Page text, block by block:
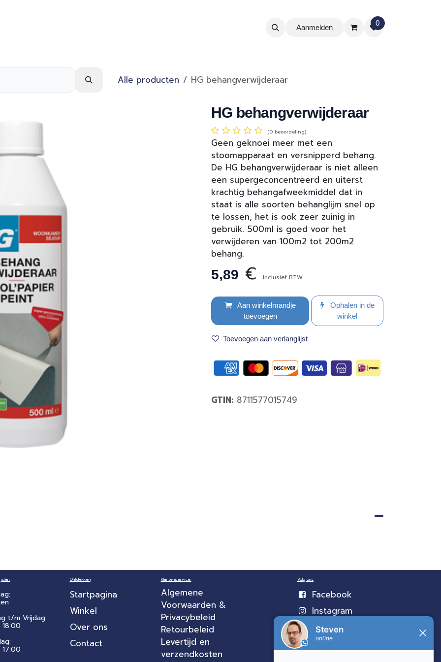
Aanmelden
0
Alle producten HG behangverwijderaar
HG behangverwijderaar
(0 beoordeling)
Geen geknoei meer met een
stoomapparaat en versnipperd behang.
De HG behangverwijderaar is niet alleen
een supergeconcentreerd en uiterst
krachtig behangafweekmiddel dat in
staat is alle soorten behanglijm snel op
te lossen, het is ook zeer zuinig in
gebruik. 500ml is goed voor het
verwijderen van 100m2 tot 200m2
behang.
5,89 € Inclusief BTW
Aan winkelmandje
toevoegen
Ophalen in de
winkel
Toevoegen aan verlanglijst
GTIN: 8711577015749
t/m Vrijdag:
Ontdekken
Startpagina
Winkel
Over ons
Contact
Klantenservice:
Algemene
Voorwaarden &
Privacybeleid
Retourbeleid
Levertijd en
verzendkosten
Volg ons
Facebook
Instagram